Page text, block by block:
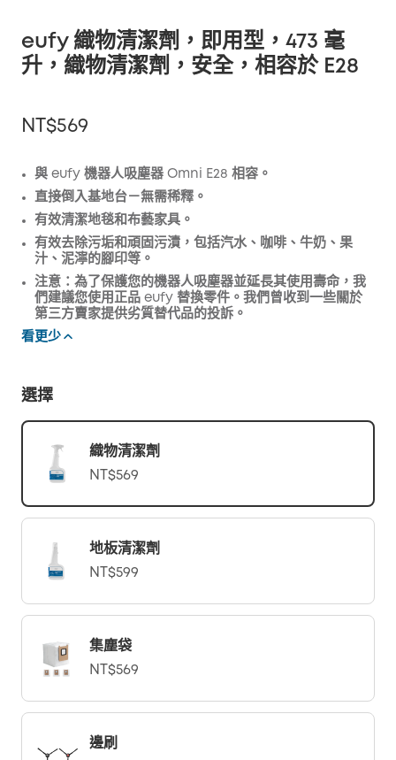
eufy 織物清潔劑，即用型，473 毫
升，織物清潔劑，安全，相容於 E28
NT$569
折扣
優惠碼
與 eufy 機器人吸塵器 Omni E28 相容。
直接倒入基地台－無需稀釋。
有效清潔地毯和布藝家具。
有效去除污垢和頑固污漬，包括汽水、咖啡、牛奶、果
汁、泥濘的腳印等。
注意：為了保護您的機器人吸塵器並延長其使用壽命，我
們建議您使用正品 eufy 替換零件。我們曾收到一些關於
第三方賣家提供劣質替代品的投訴。
看更少
選擇
織物清潔劑
NT$569
地板清潔劑
NT$599
集塵袋
NT$569
邊刷